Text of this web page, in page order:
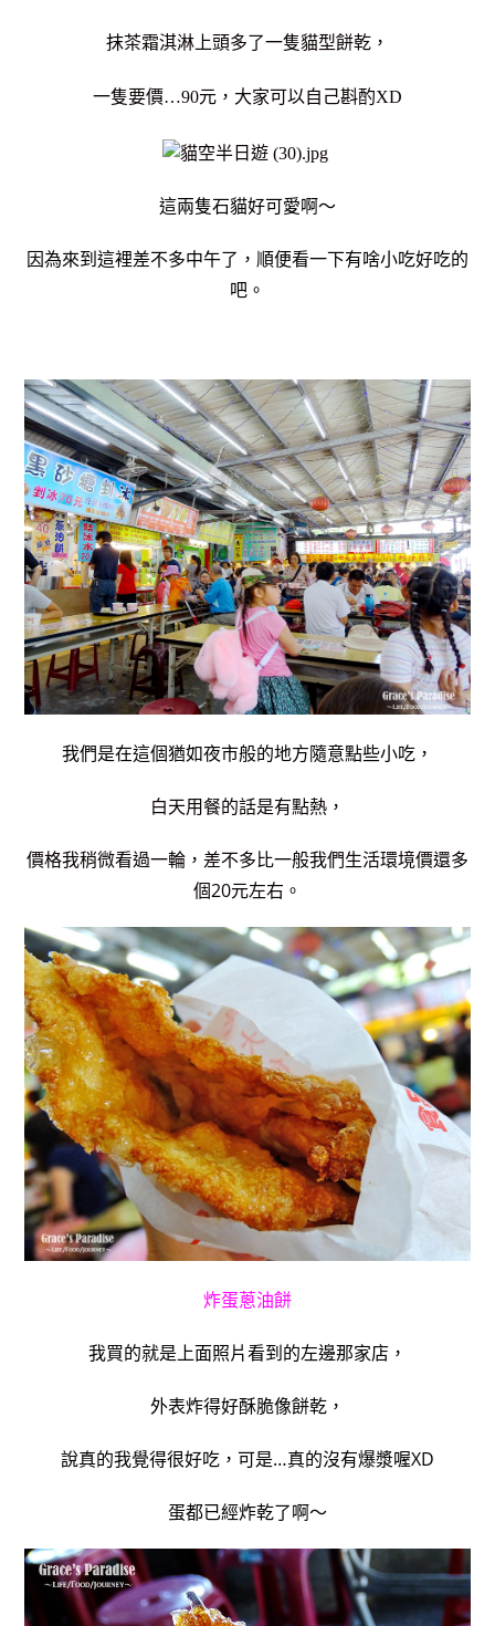
抹茶霜淇淋上頭多了一隻貓型餅乾，
一隻要價…90元，大家可以自己斟酌XD
這兩隻石貓好可愛啊～
因為來到這裡差不多中午了，順便看一下有啥小吃好吃的
吧。
我們是在這個猶如夜市般的地方隨意點些小吃，
白天用餐的話是有點熱，
價格我稍微看過一輪，差不多比一般我們生活環境價還多
個20元左右。
炸蛋蔥油餅
我買的就是上面照片看到的左邊那家店，
外表炸得好酥脆像餅乾，
說真的我覺得很好吃，可是…真的沒有爆漿喔XD
蛋都已經炸乾了啊～